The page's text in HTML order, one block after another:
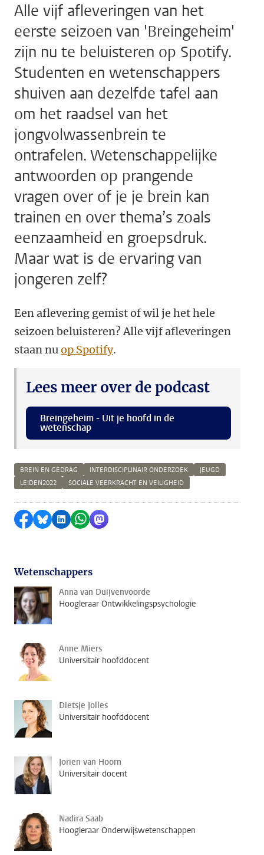
Alle vijf afleveringen van het
eerste seizoen van 'Breingeheim'
zijn nu te beluisteren op Spotify.
Studenten en wetenschappers
shuiven aan dezelfde tafel aan
om het raadsel van het
jongvolwassenbrein te
ontrafelen. Wetenschappelijke
antwoorden op prangende
vragen over of je je brein kan
trainen en over thema’s zoals
eenzaamheid en groepsdruk.
Maar wat is de ervaring van
jongeren zelf?
Een aflevering gemist of wil je het hele
seizoen beluisteren? Alle vijf afleveringen
staan nuop Spotify.
Lees meer over de podcast
Breingeheim - Uit je hoofd in de
wetenschap
BREIN EN GEDRAG INTERDISCIPLINAIR ONDERZOEK
JEUGD
LEIDEN2022
SOCIALE VEERKRACHT EN VEILIGHEID
Delen op Facebook
Delen via Bluesky
Delen op LinkedIn
Delen via WhatsApp
Delen via Mastodon
Wetenschappers
Anna van Duijvenvoorde
Hoogleraar Ontwikkelingspsychologie
Anne Miers
Universitair hoofddocent
Dietsje Jolles
Universitair hoofddocent
Jorien van Hoorn
Universitair docent
Nadira Saab
Hoogleraar Onderwijswetenschappen